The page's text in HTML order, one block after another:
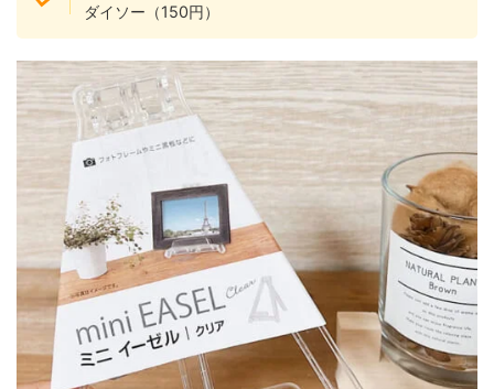
ダイソー（150円）